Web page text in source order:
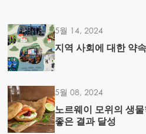
5월 14, 2024
지역 사회에 대한 약속
5월 08, 2024
노르웨이 모위의 생
좋은 결과 달성